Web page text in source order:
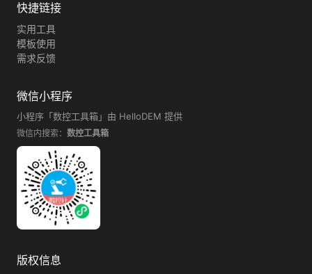
快捷链接
实用工具
模板使用
需求反馈
微信小程序
小程序「数控工具箱」由 HelloDEM 提供
微信内搜索： 数控工具箱
版权信息